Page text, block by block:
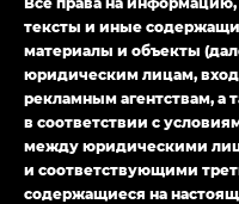
LOUNGE
Empow — Эмпау
Джи Эс — GS, Джи
в спортивном
тексты и иные
материалы и объекты
юридическим лицам,
рекламным агентствам, а
в соответствии с
между юридическими
и соответствующими
содержащиеся на